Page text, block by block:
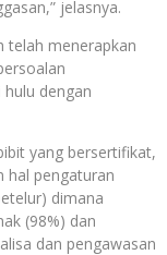
jelasnya.
telah menerapkan
dengan
yang bersertifikat,
hal pengaturan
dimana
(98%) dan
dan pengawasan